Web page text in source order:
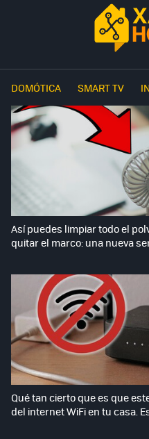
DOMÓTICA SMART TV
Así puedes limpiar todo el
quitar el marco: una nueva
Qué tan cierto que es que
del internet WiFi en tu casa.